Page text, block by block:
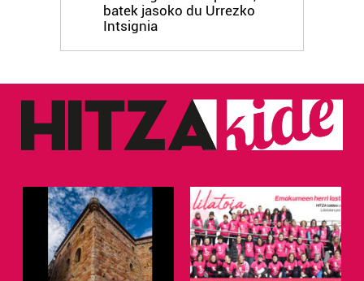
batek jasoko du Urrezko
Intsignia